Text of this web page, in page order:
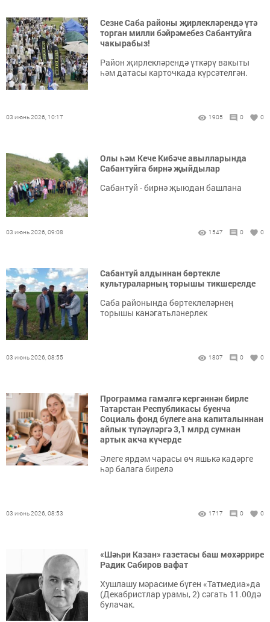
Сезне Саба районы җирлекләрендә үтә
торган милли бәйрәмебез Сабантуйга
чакырабыз!
Район җирлекләрендә үткәрү вакыты
һәм датасы карточкада күрсәтелгән.
03 июнь 2026, 10:17 1905 0 0
Олы һәм Кече Кибәче авылларында
Сабантуйга бирнә җыйдылар
Сабантуй - бирнә җыюдан башлана
03 июнь 2026, 09:08 1547 0 0
Сабантуй алдыннан бөртекле
культураларның торышы тикшерелде
Саба районында бөртеклеләрнең
торышы канәгатьләнерлек
03 июнь 2026, 08:55 1807 0 0
Программа гамәлгә кергәннән бирле
Татарстан Республикасы буенча
Социаль фонд бүлеге ана капиталыннан
айлык түләүләргә 3,1 млрд сумнан
артык акча күчерде
Әлеге ярдәм чарасы өч яшькә кадәрге
һәр балага бирелә
03 июнь 2026, 08:53 1717 0 0
«Шәһри Казан» газетасы баш мөхәррире
Радик Сабиров вафат
Хушлашу мәрасиме бүген «Татмедиа»да
(Декабристлар урамы, 2) сәгать 11.00дә
булачак.